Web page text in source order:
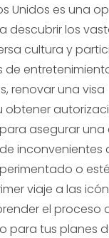
Unidos es una
descubrir los
cultura y
de
renovar una visa
obtener
asegurar una
inconvenientes a
o
viaje a las
el proceso
para tus planes